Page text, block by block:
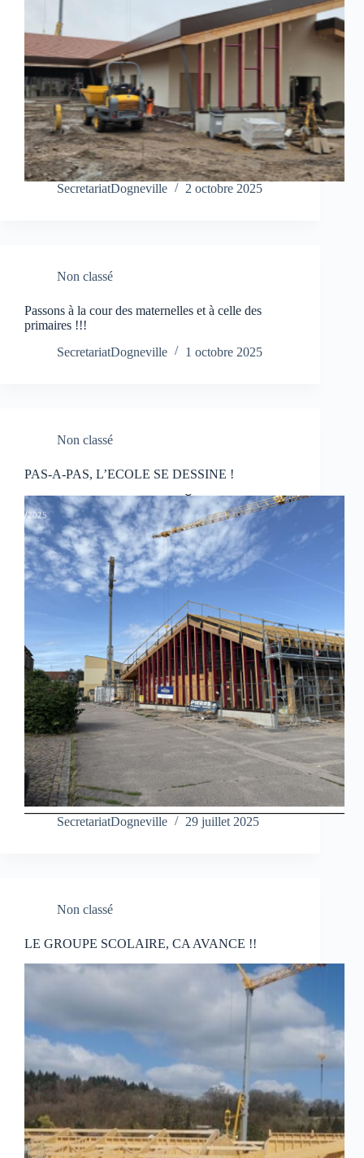
SecretariatDogneville 2 octobre 2025
Non classé
Passons à la cour des maternelles et à celle des
primaires !!!
SecretariatDogneville
1 octobre 2025
Non classé
PAS-A-PAS, L’ECOLE SE DESSINE !
SecretariatDogneville 29 juillet 2025
Non classé
LE GROUPE SCOLAIRE, CA AVANCE !!